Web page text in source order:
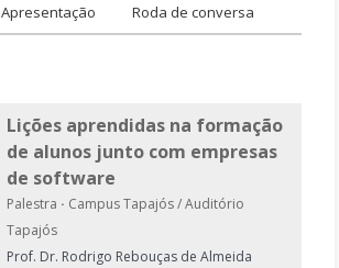
Apresentação Roda de conversa
Lições aprendidas na formação
de alunos junto com empresas
de software
Palestra · Campus Tapajós / Auditório
Tapajós
Prof. Dr. Rodrigo Rebouças de Almeida